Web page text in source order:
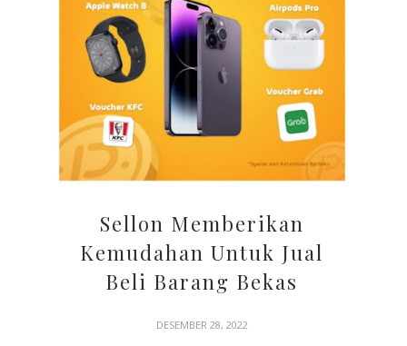
Sellon Memberikan
Kemudahan Untuk Jual
Beli Barang Bekas
DESEMBER 28, 2022